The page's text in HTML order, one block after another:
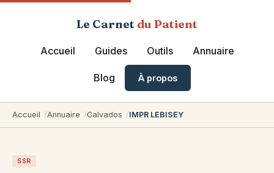
Le Carnet du Patient
Accueil Guides Outils Annuaire
Blog À propos
Accueil Annuaire Calvados IMPR LEBISEY
SSR